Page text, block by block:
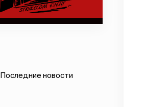
Последние новости